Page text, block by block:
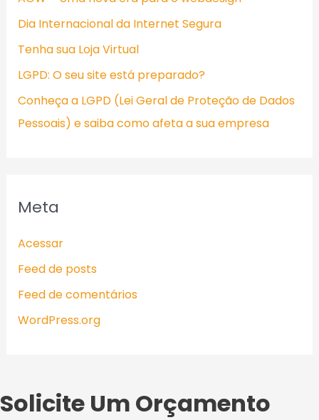
Dia Internacional da Internet Segura
Tenha sua Loja Virtual
LGPD: O seu site está preparado?
Conheça a LGPD (Lei Geral de Proteção de Dados
Pessoais) e saiba como afeta a sua empresa
Meta
Acessar
Feed de posts
Feed de comentários
WordPress.org
Solicite Um Orçamento